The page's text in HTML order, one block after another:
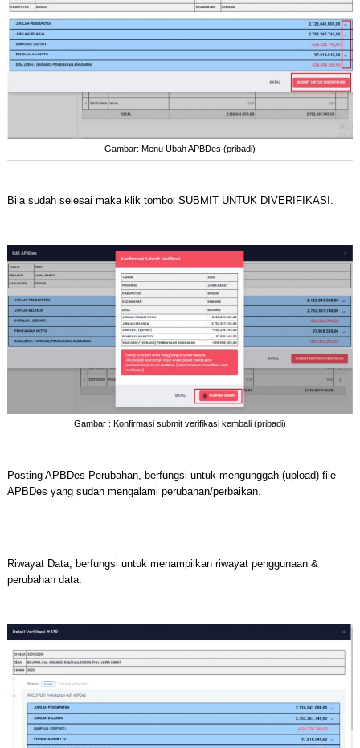
Gambar: Menu Ubah APBDes (pribadi)
Bila sudah selesai maka klik tombol SUBMIT UNTUK DIVERIFIKASI.
Gambar : Konfirmasi submit verifikasi kembali (pribadi)
Posting APBDes Perubahan, berfungsi untuk mengunggah (upload) file
APBDes yang sudah mengalami perubahan/perbaikan.
Riwayat Data, berfungsi untuk menampilkan riwayat penggunaan &
perubahan data.